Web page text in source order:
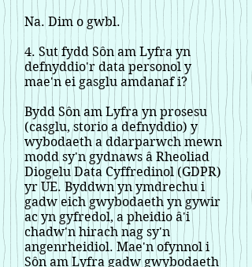
Na. Dim o gwbl.
4. Sut fydd Sôn am Lyfra yn
defnyddio'r data personol y
mae'n ei gasglu amdanaf i?
Bydd Sôn am Lyfra yn prosesu
(casglu, storio a defnyddio) y
wybodaeth a ddarparwch mewn
modd sy'n gydnaws â Rheoliad
Diogelu Data Cyffredinol (GDPR)
yr UE. Byddwn yn ymdrechu i
gadw eich gwybodaeth yn gywir
ac yn gyfredol, a pheidio â'i
chadw'n hirach nag sy'n
angenrheidiol. Mae'n ofynnol i
Sôn am Lyfra gadw gwybodaeth